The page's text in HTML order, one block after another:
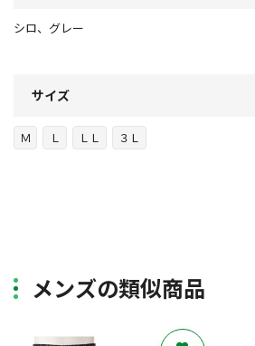
シロ、グレー
サイズ
Ｍ Ｌ ＬＬ ３Ｌ
メンズの類似商品